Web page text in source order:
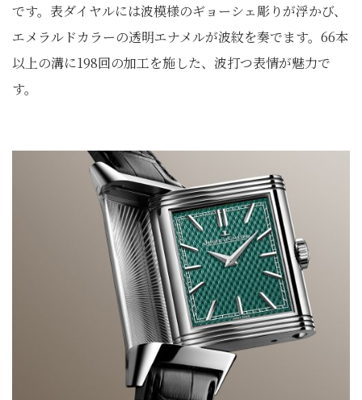
です。表ダイヤルには波模様のギョーシェ彫りが浮かび、
エメラルドカラーの透明エナメルが波紋を奏でます。66本
以上の溝に198回の加工を施した、波打つ表情が魅力で
す。